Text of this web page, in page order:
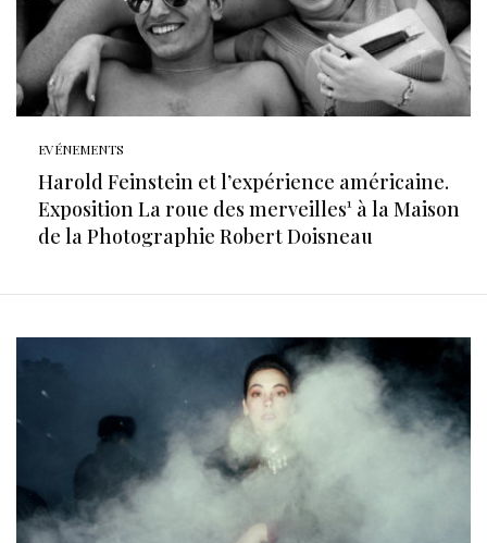
EVÉNEMENTS
Harold Feinstein et l’expérience américaine.
Exposition La roue des merveilles¹ à la Maison
de la Photographie Robert Doisneau